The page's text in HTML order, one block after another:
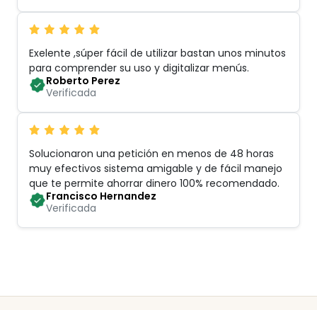
Exelente ,súper fácil de utilizar bastan unos minutos
para comprender su uso y digitalizar menús.
Roberto Perez
Verificada
Solucionaron una petición en menos de 48 horas
muy efectivos sistema amigable y de fácil manejo
que te permite ahorrar dinero 100% recomendado.
Francisco Hernandez
Verificada